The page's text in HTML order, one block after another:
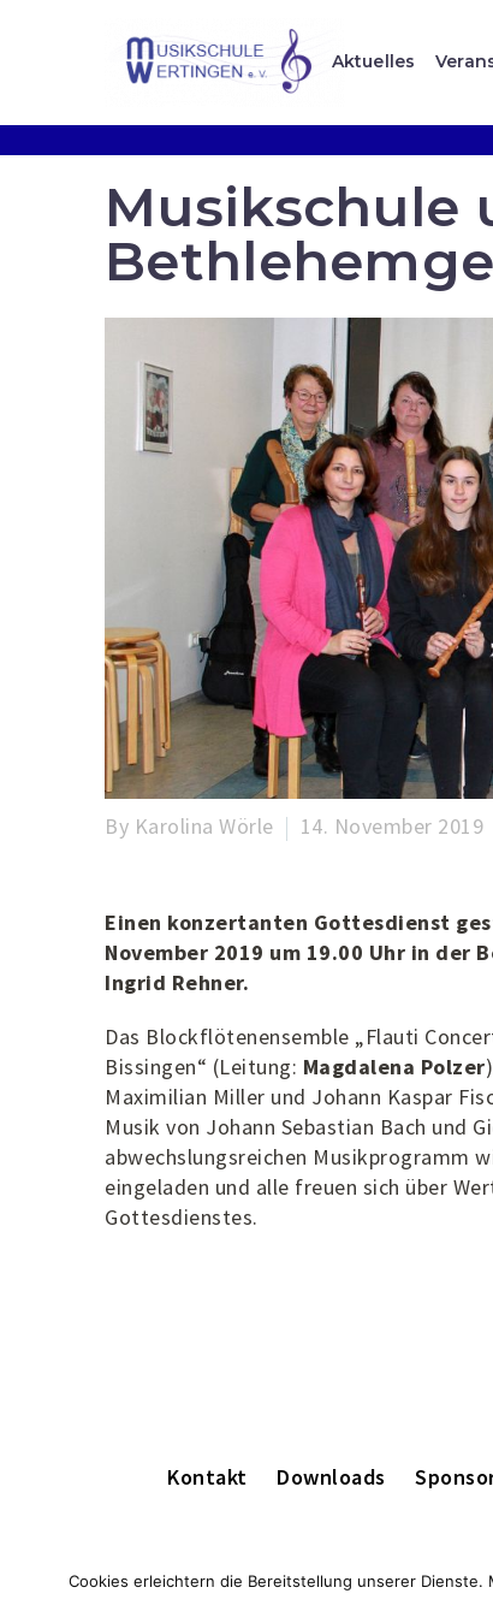
Aktuelles
Musikschule
By Karolina Wörle 14. November 2019
Einen konzertanten Gottesdienst
November 2019 um 19.00 Uhr in
Ingrid Rehner.
Das Blockflötenensemble „Flauti
Bissingen“ (Leitung: Magdalena Polzer
Maximilian Miller und Johann Kaspar
Musik von Johann Sebastian Bach und
abwechslungsreichen Musikprogramm
eingeladen und alle freuen sich über
Gottesdienstes.
Kontakt Downloads
Cookies erleichtern die Bereitstellung unserer